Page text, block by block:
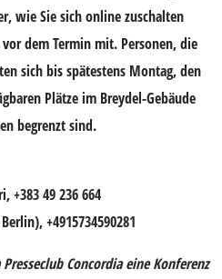
wie Sie sich online zuschalten
dem Termin mit. Personen, die
sich bis spätestens Montag, den
Plätze im Breydel-Gebäude
begrenzt sind.
+383 49 236 664
+4915734590281
Concordia eine Konferenz